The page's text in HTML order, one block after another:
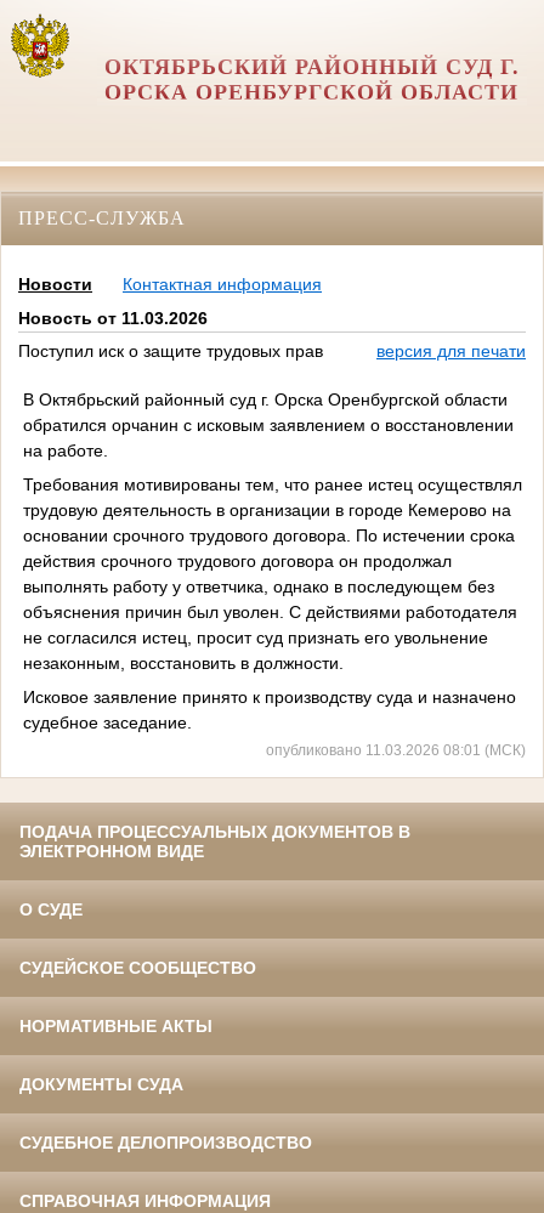
ОКТЯБРЬСКИЙ РАЙОННЫЙ СУД Г.
ОРСКА ОРЕНБУРГСКОЙ ОБЛАСТИ
ПРЕСС-СЛУЖБА
Новости
Контактная информация
Новость от 11.03.2026
Поступил иск о защите трудовых прав
версия для печати
В Октябрьский районный суд г. Орска Оренбургской области
обратился орчанин с исковым заявлением о восстановлении
на работе.
Требования мотивированы тем, что ранее истец осуществлял
трудовую деятельность в организации в городе Кемерово на
основании срочного трудового договора. По истечении срока
действия срочного трудового договора он продолжал
выполнять работу у ответчика, однако в последующем без
объяснения причин был уволен. С действиями работодателя
не согласился истец, просит суд признать его увольнение
незаконным, восстановить в должности.
Исковое заявление принято к производству суда и назначено
судебное заседание.
опубликовано 11.03.2026 08:01 (МСК)
ПОДАЧА ПРОЦЕССУАЛЬНЫХ ДОКУМЕНТОВ В
ЭЛЕКТРОННОМ ВИДЕ
О СУДЕ
СУДЕЙСКОЕ СООБЩЕСТВО
НОРМАТИВНЫЕ АКТЫ
ДОКУМЕНТЫ СУДА
СУДЕБНОЕ ДЕЛОПРОИЗВОДСТВО
СПРАВОЧНАЯ ИНФОРМАЦИЯ